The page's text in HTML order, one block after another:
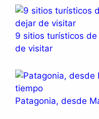
9 sitios turísticos
de visitar
Patagonia, desde